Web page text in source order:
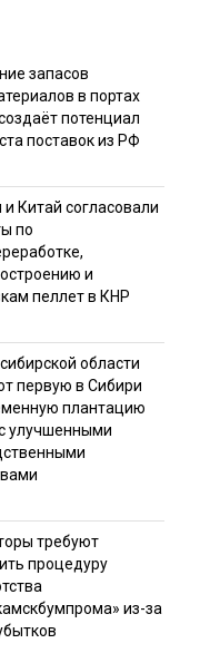
запасов
в портах
потенциал
поставок из РФ
и Китай согласовали
по
и
пеллет в КНР
области
первую в Сибири
плантацию
улучшенными
требуют
процедуру
из-за